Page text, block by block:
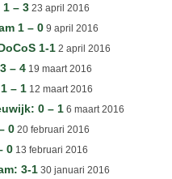
1 – 3 23 april 2016
1 – 0 9 april 2016
1-1 2 april 2016
– 4 19 maart 2016
– 1 12 maart 2016
0 – 1 6 maart 2016
0 20 februari 2016
0 13 februari 2016
3-1 30 januari 2016